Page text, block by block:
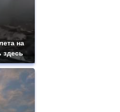
на
здесь